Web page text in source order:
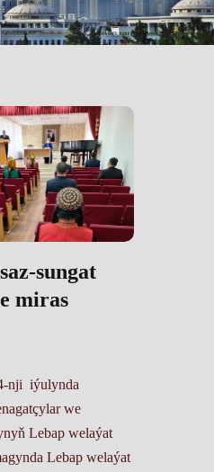
sungat
miras
nji iýulynda
we
Lebap welaýat
Lebap welaýat